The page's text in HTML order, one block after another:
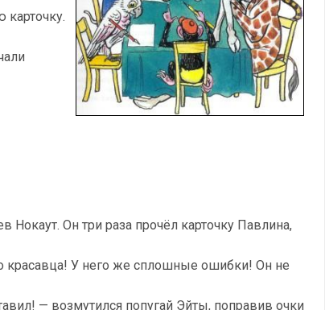
карточ­ку.
Он три раза прочёл карточку Павлина,
красав­ца! У него же сплошные ошибки! Он не
— возмутился попугай Эйты, поправив очки